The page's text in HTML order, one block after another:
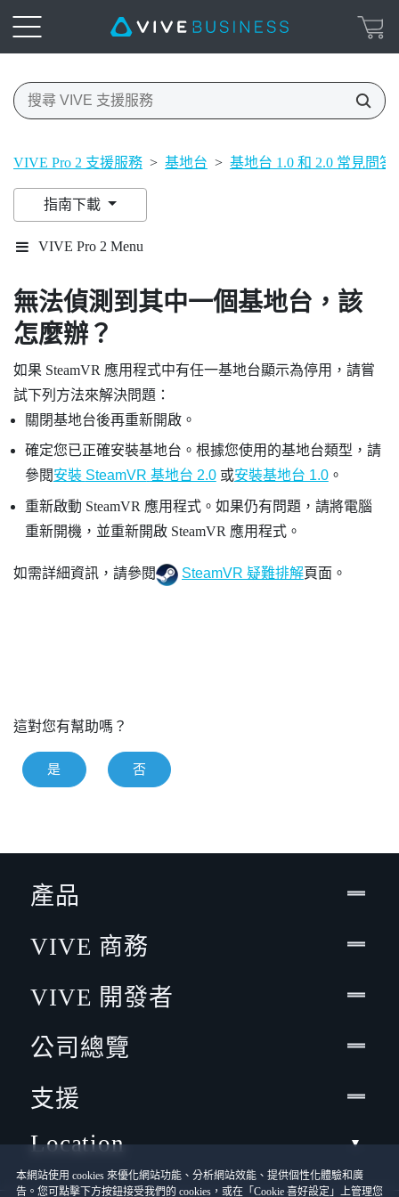
VIVE Pro 2 支援服務 > 基地台 > 基地台 1.0 和 2.0 常見問答
指南下載
VIVE Pro 2 Menu
無法偵測到其中一個基地台，該
怎麼辦？
如果 SteamVR 應用程式中有任一基地台顯示為停用，請嘗
試下列方法來解決問題：
關閉基地台後再重新開啟。
確定您已正確安裝基地台。根據您使用的基地台類型，請
參閱安裝 SteamVR 基地台 2.0或安裝基地台 1.0。
重新啟動 SteamVR 應用程式。如果仍有問題，請將電腦
重新開機，並重新開啟 SteamVR 應用程式。
如需詳細資訊，請參閱 SteamVR 疑難排解頁面。
這對您有幫助嗎？
是 否
本網站使用 cookies 來優化網站功能、分析網站效能、提供個性化體驗和廣
告。您可點擊下方按鈕接受我們的 cookies，或在「Cookie 喜好設定」上管理您
產品
VIVE 商務
VIVE 開發者
公司總覽
支援
Location